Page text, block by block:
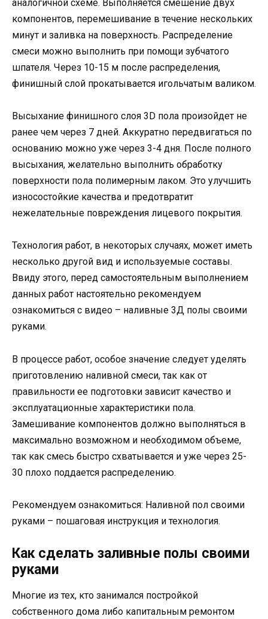
аналогичной схеме. Выполняется смешение двух
компонентов, перемешивание в течение нескольких
минут и заливка на поверхность. Распределение
смеси можно выполнить при помощи зубчатого
шпателя. Через 10-15 м после распределения,
финишный слой прокатывается игольчатым валиком.
Высыхание финишного слоя 3D пола произойдет не
ранее чем через 7 дней. Аккуратно передвигаться по
основанию можно уже через 3-4 дня. После полного
высыхания, желательно выполнить обработку
поверхности пола полимерным лаком. Это улучшить
износостойкие качества и предотвратит
нежелательные повреждения лицевого покрытия.
Технология работ, в некоторых случаях, может иметь
несколько другой вид и используемые составы.
Ввиду этого, перед самостоятельным выполнением
данных работ настоятельно рекомендуем
ознакомиться с видео – наливные 3Д полы своими
руками.
В процессе работ, особое значение следует уделять
приготовлению наливной смеси, так как от
правильности ее подготовки зависит качество и
эксплуатационные характеристики пола.
Замешивание компонентов должно выполняться в
максимально возможном и необходимом объеме,
так как смесь быстро схватывается и уже через 25-
30 плохо поддается распределению.
Рекомендуем ознакомиться: Наливной пол своими
руками – пошаговая инструкция и технология.
Как сделать заливные полы своими
руками
Многие из тех, кто занимался постройкой
собственного дома либо капитальным ремонтом